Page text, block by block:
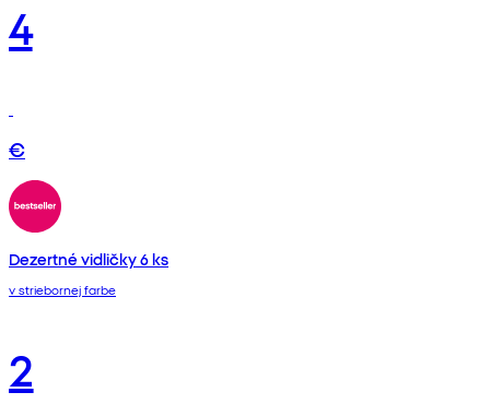
4
€
Dezertné vidličky 6 ks
v striebornej farbe
2